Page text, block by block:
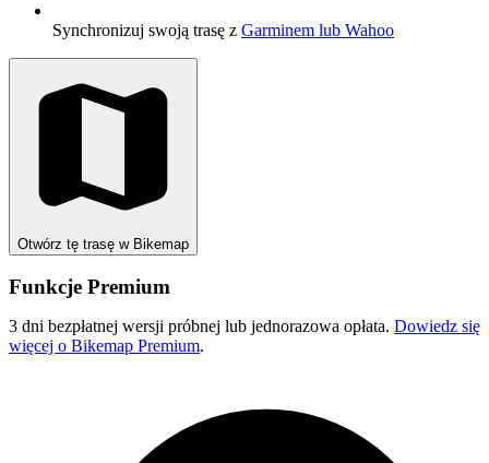
Synchronizuj swoją trasę z Garminem lub Wahoo
Otwórz tę trasę w Bikemap
Funkcje Premium
3 dni bezpłatnej wersji próbnej lub jednorazowa opłata. Dowiedz się
więcej o Bikemap Premium.